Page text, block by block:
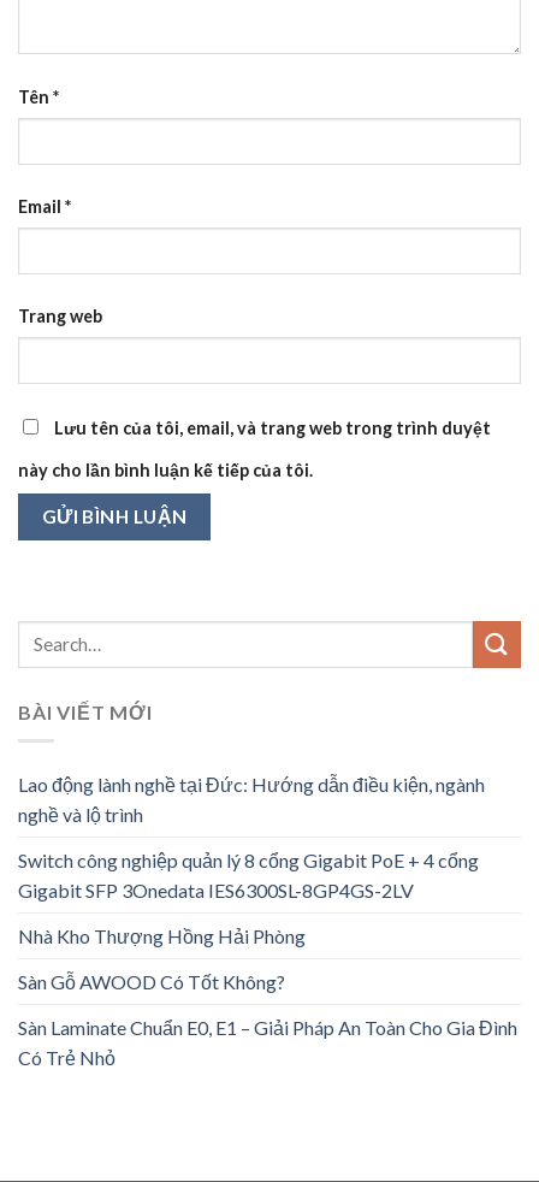
Tên *
Email *
Trang web
Lưu tên của tôi, email, và trang web trong trình duyệt
này cho lần bình luận kế tiếp của tôi.
BÀI VIẾT MỚI
Lao động lành nghề tại Đức: Hướng dẫn điều kiện, ngành
nghề và lộ trình
Switch công nghiệp quản lý 8 cổng Gigabit PoE + 4 cổng
Gigabit SFP 3Onedata IES6300SL-8GP4GS-2LV
Nhà Kho Thượng Hồng Hải Phòng
Sàn Gỗ AWOOD Có Tốt Không?
Sàn Laminate Chuẩn E0, E1 – Giải Pháp An Toàn Cho Gia Đình
Có Trẻ Nhỏ